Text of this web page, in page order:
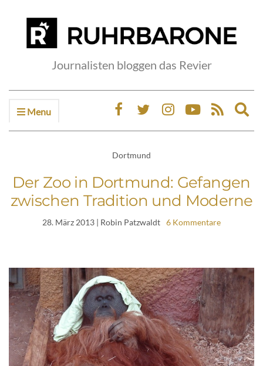
Journalisten bloggen das Revier
Menu
Dortmund
Der Zoo in Dortmund: Gefangen
zwischen Tradition und Moderne
28. März 2013 | Robin Patzwaldt 6 Kommentare